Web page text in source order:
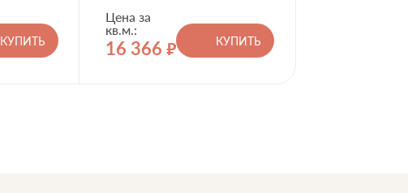
КУПИТЬ
Цена за
кв.м.:
16 366 руб.
КУПИТЬ